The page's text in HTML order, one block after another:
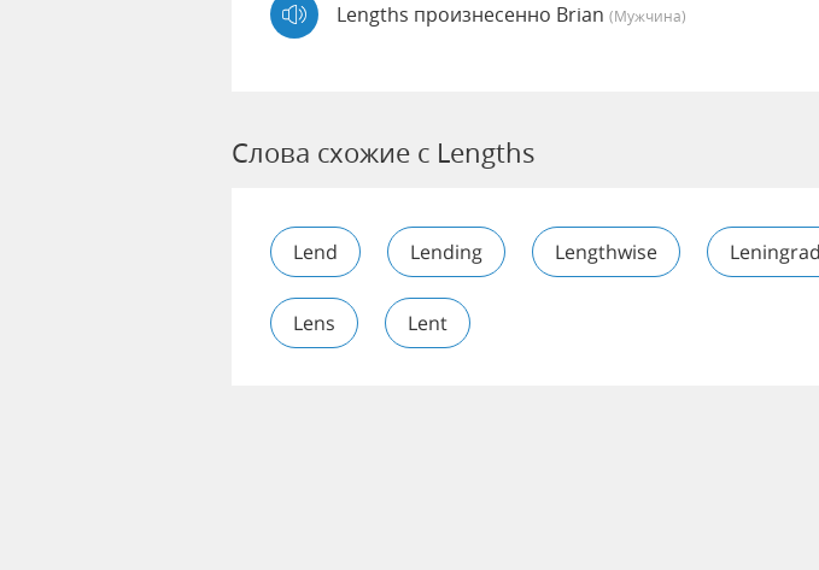
Lengths произнесенно Brian (мужчина)
Слова схожие с Lengths
Lend Lending Lengthwise Leningrad
Lens Lent